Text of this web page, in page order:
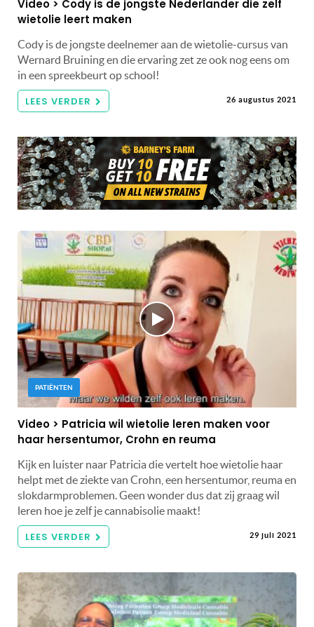
Video > Cody is de jongste Nederlander die zelf
wietolie leert maken
Cody is de jongste deelnemer aan de wietolie-cursus van
Wernard Bruining en die ervaring zet ze ook nog eens om
in een spreekbeurt op school!
LEES VERDER 26 augustus 2021
PATIËNTEN
Video > Patricia wil wietolie leren maken voor
haar hersentumor, Crohn en reuma
Kijk en luister naar Patricia die vertelt hoe wietolie haar
helpt met de ziekte van Crohn, een hersentumor, reuma en
slokdarmproblemen. Geen wonder dus dat zij graag wil
leren hoe je zelf je cannabisolie maakt!
LEES VERDER 29 juli 2021